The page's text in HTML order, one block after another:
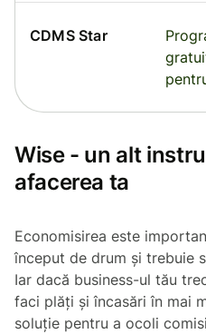
CDMS Star
Wise - un alt
afacerea ta
Economisirea este
început de drum și trebuie
Iar dacă business-ul tău
faci plăți și încasări în mai
soluție pentru a ocoli